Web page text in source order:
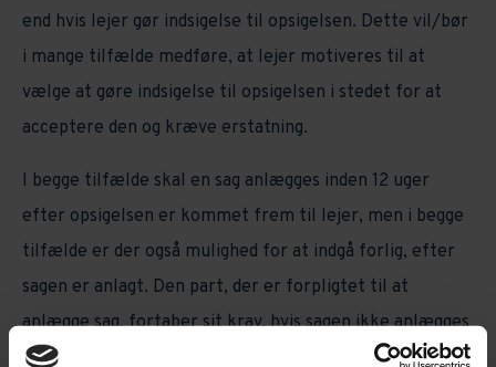
end hvis lejer gør indsigelse til opsigelsen. Dette vil/bør
i mange tilfælde medføre, at lejer motiveres til at
vælge at gøre indsigelse til opsigelsen i stedet for at
acceptere den og kræve erstatning.
I begge tilfælde skal en sag anlægges inden 12 uger
efter opsigelsen er kommet frem til lejer, men i begge
tilfælde er der også mulighed for at indgå forlig, efter
sagen er anlagt. Den part, der er forpligtet til at
anlægge sag, fortaber sit krav, hvis sagen ikke anlægges
inden for fristen.